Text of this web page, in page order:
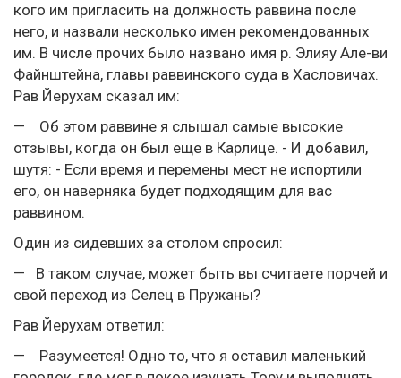
кого им пригласить на должность раввина после
него, и назвали несколько имен рекомендованных
им. В числе прочих было названо имя р. Элияу Але-ви
Файнштейна, главы раввинского суда в Хасловичах.
Рав Йерухам сказал им:
— Об этом раввине я слышал самые высокие
отзывы, когда он был еще в Карлице. - И добавил,
шутя: - Если время и перемены мест не испортили
его, он наверняка будет подходящим для вас
раввином.
Один из сидевших за столом спросил:
— В таком случае, может быть вы считаете порчей и
свой переход из Селец в Пружаны?
Рав Йерухам ответил:
— Разумеется! Одно то, что я оставил маленький